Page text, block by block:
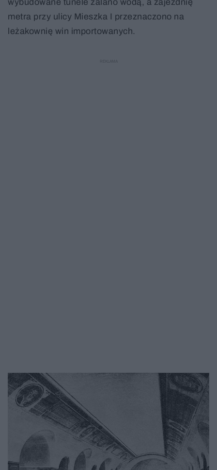
wybudowane tunele zalano wodą, a zajezdnię
metra przy ulicy Mieszka I przeznaczono na
leżakownię win importowanych.